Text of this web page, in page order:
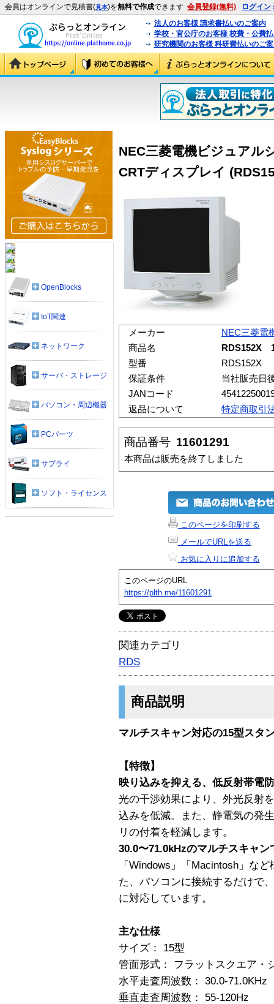
会員はオンラインで見積書(見本)を無料で作成できます 会員登録(無料) ログイン
法人のお客様 請求書払いのご案内
学校・官公庁のお客様 校費・公費
研究機関のお客様 科研費払いのご
NEC三菱電機ビジュア
CRTディスプレイ
メーカー
NEC三菱電
商品名
RDS152X
型番
RDS152X
保証条件
当社販売日
JANコード
返品について
特定商取引
商品番号 11601291
本商品は販売を終了しました
このページを印刷する
メールでURLを送る
お気に入りに追加する
このページのURL
https://plth.me/11601291
関連カテゴリ
RDS
商品説明
マルチスキャン対応の15型スタ
【特徴】
映り込みを抑える、低反射帯電
光の干渉効果により、外光反射
込みを低減。また、静電気の発
リの付着を軽減します。
30.0〜71.0kHzのマルチスキャ
「Windows」「Macintosh」な
た、パソコンに接続するだけで
に対応しています。
主な仕様
サイズ： 15型
管面形式： フラットスクエア・
水平走査周波数： 30.0-71.0KHz
垂直走査周波数： 55-120Hz
OpenBlocks
IoT関連
ネットワーク
サーバ・ストレージ
パソコン・周辺機器
PCパーツ
サプライ
ソフト・ライセンス